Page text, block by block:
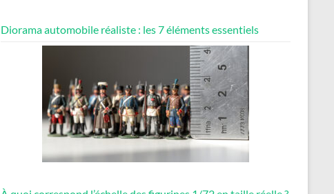
Diorama automobile réaliste : les 7 éléments essentiels